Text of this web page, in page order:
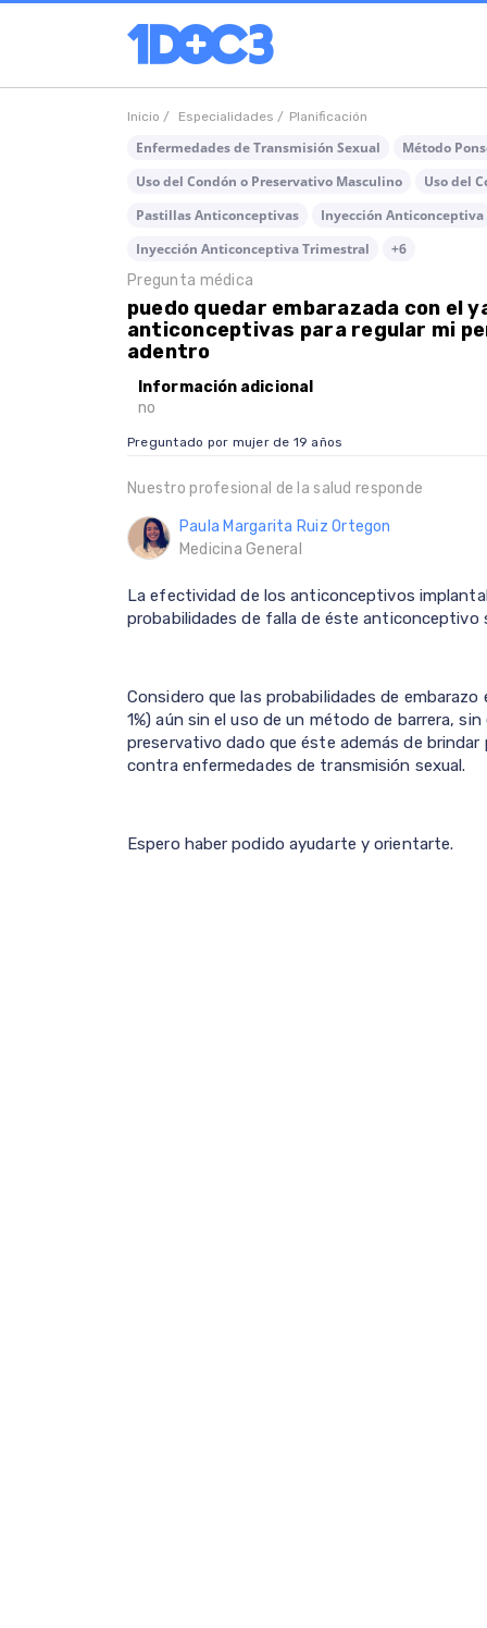
Inicio / Especialidades / Planificación
Enfermedades de Transmisión Sexual Método
Uso del Condón o Preservativo Masculino
Uso del
Pastillas Anticonceptivas
Inyección Anticonceptiva
Inyección Anticonceptiva Trimestral
+6
Pregunta médica
puedo quedar embarazada con el
anticonceptivas para regular mi
adentro
Información adicional
no
Preguntado por mujer de 19 años
Nuestro profesional de la salud responde
Paula Margarita Ruiz Ortegon
Medicina General
La efectividad de los anticonceptivos
probabilidades de falla de éste anticonceptivo
Considero que las probabilidades de
1%) aún sin el uso de un método de barrera,
preservativo dado que éste además de
contra enfermedades de transmisión sexual.
Espero haber podido ayudarte y orientarte.